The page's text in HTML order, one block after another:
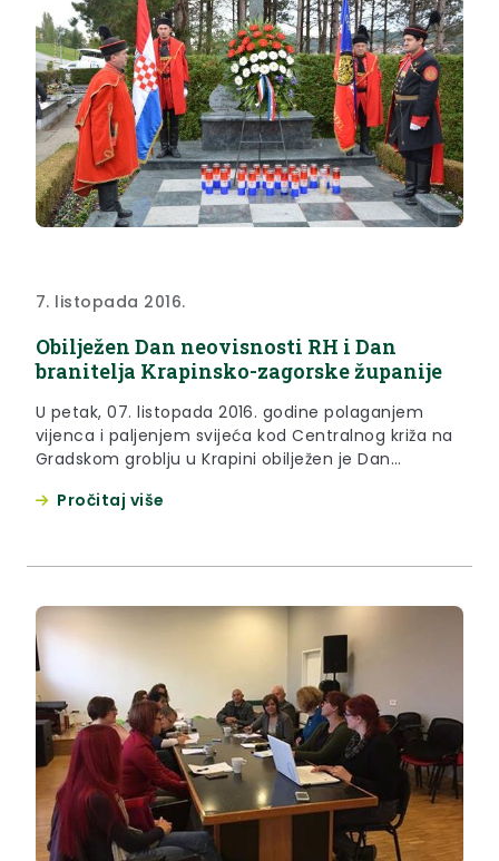
7. listopada 2016.
Obilježen Dan neovisnosti RH i Dan
branitelja Krapinsko-zagorske županije
U petak, 07. listopada 2016. godine polaganjem
vijenca i paljenjem svijeća kod Centralnog križa na
Gradskom groblju u Krapini obilježen je Dan
Krapinsko-zagorske županije.
Pročitaj više